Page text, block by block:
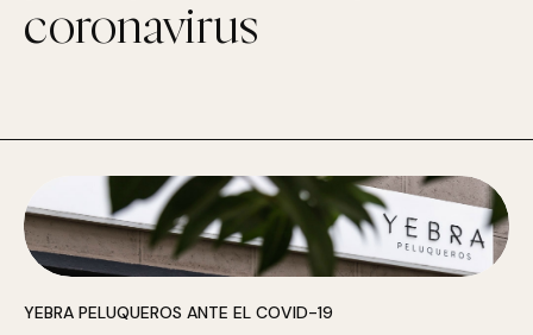
coronavirus
YEBRA PELUQUEROS ANTE EL COVID-19